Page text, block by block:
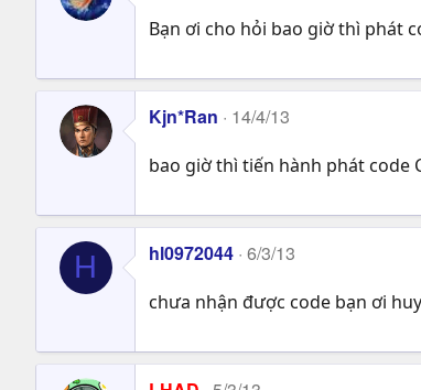
Bạn ơi cho hỏi bao giờ thì phát
Kjn*Ran 14/4/13
bao giờ thì tiến hành phát code
H hl0972044 6/3/13
chưa nhận được code bạn ơi